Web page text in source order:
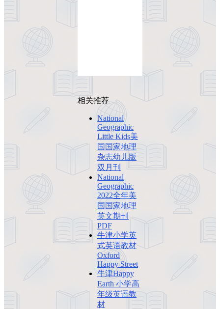
相关推荐
National
Geographic
Little Kids美
国国家地理
杂志幼儿版
双月刊
National
Geographic
2022全年美
国国家地理
英文期刊
PDF
牛津小学英
式英语教材
Oxford
Happy Street
牛津Happy
Earth 小学高
年级英语教
材